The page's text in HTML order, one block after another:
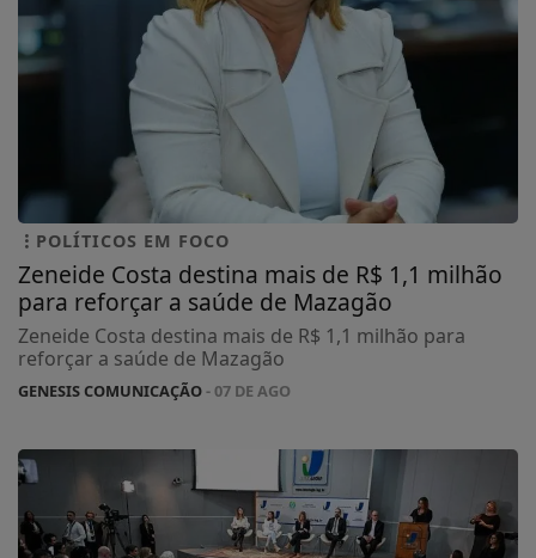
POLÍTICOS EM FOCO
Zeneide Costa destina mais de R$ 1,1 milhão
para reforçar a saúde de Mazagão
Zeneide Costa destina mais de R$ 1,1 milhão para
reforçar a saúde de Mazagão
GENESIS COMUNICAÇÃO- 07 DE AGO